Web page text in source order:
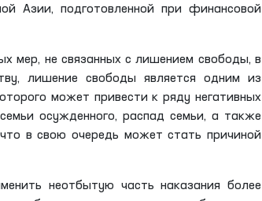
Азии, подготовленной при финансовой
мер, не связанных с лишением свободы, в
лишение свободы является одним из
может привести к ряду негативных
осужденного, распад семьи, а также
в свою очередь может стать причиной
неотбытую часть наказания более